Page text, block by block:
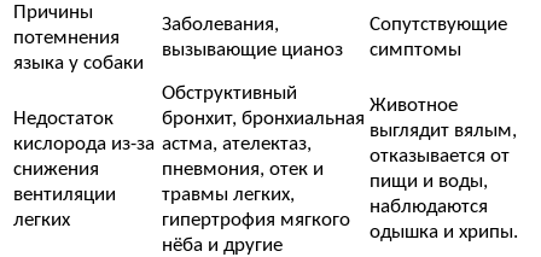
Причины
потемнения
языка у собаки
Заболевания,
вызывающие цианоз
Сопутствующие
симптомы
Недостаток
кислорода из-за
снижения
вентиляции
легких
Обструктивный
бронхит, бронхиальная
астма, ателектаз,
пневмония, отек и
травмы легких,
гипертрофия мягкого
нёба и другие
Животное
выглядит вялым,
отказывается от
пищи и воды,
наблюдаются
одышка и хрипы.